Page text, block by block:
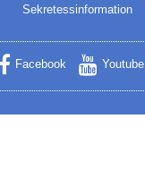
Sekretessinformation
Facebook Youtube